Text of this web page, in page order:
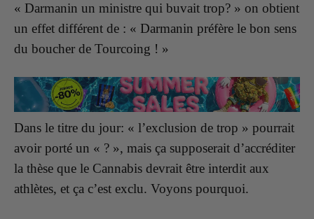
« Darmanin un ministre qui buvait trop? » on obtient
un effet différent de : « Darmanin préfère le bon sens
du boucher de Tourcoing ! »
Dans le titre du jour: « l’exclusion de trop » pourrait
avoir porté un « ? », mais ça supposerait d’accréditer
la thèse que le Cannabis devrait être interdit aux
athlètes, et ça c’est exclu. Voyons pourquoi.